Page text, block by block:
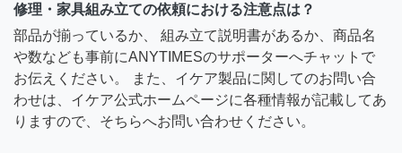
修理・家具組み立ての依頼における注意点は？
部品が揃っているか、 組み立て説明書があるか、商品名
や数なども事前にANYTIMESのサポーターへチャットで
お伝えください。 また、イケア製品に関してのお問い合
わせは、イケア公式ホームページに各種情報が記載してあ
りますので、そちらへお問い合わせください。